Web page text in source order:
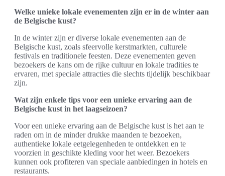
Welke unieke lokale evenementen zijn er in de winter aan
de Belgische kust?
In de winter zijn er diverse lokale evenementen aan de
Belgische kust, zoals sfeervolle kerstmarkten, culturele
festivals en traditionele feesten. Deze evenementen geven
bezoekers de kans om de rijke cultuur en lokale tradities te
ervaren, met speciale attracties die slechts tijdelijk beschikbaar
zijn.
Wat zijn enkele tips voor een unieke ervaring aan de
Belgische kust in het laagseizoen?
Voor een unieke ervaring aan de Belgische kust is het aan te
raden om in de minder drukke maanden te bezoeken,
authentieke lokale eetgelegenheden te ontdekken en te
voorzien in geschikte kleding voor het weer. Bezoekers
kunnen ook profiteren van speciale aanbiedingen in hotels en
restaurants.